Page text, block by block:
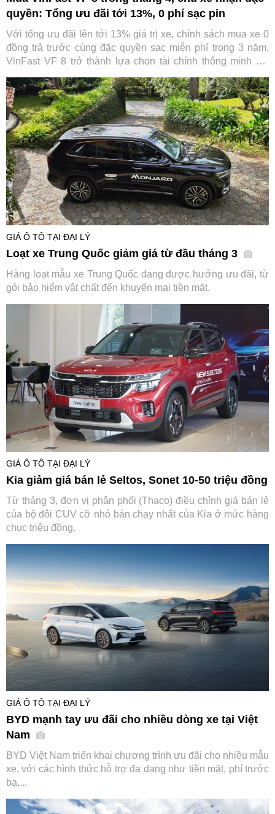
quyền: Tổng ưu đãi tới 13%, 0 phí sạc pin
Với tổng ưu đãi lên tới 13% giá trị xe, chính sách mua xe 0
đồng trả trước cùng đặc quyền sạc miễn phí trong 3 năm,
VinFast VF 8 trở thành lựa chọn tài chính thông minh khi
vòng đời xe.
GIÁ Ô TÔ TẠI ĐẠI LÝ
Loạt xe Trung Quốc giảm giá từ đầu tháng 3
Hàng loạt mẫu xe Trung Quốc đang được hưởng ưu đãi, từ
gói bảo hiểm vật chất đến khuyến mại tiền mặt.
GIÁ Ô TÔ TẠI ĐẠI LÝ
Kia giảm giá bán lẻ Seltos, Sonet 10-50 triệu đồng
Từ tháng 3, đơn vị phân phối (Thaco) điều chỉnh giá bán lẻ
của bộ đôi CUV cỡ nhỏ bán chạy nhất của Kia ở mức hàng
chục triệu đồng.
GIÁ Ô TÔ TẠI ĐẠI LÝ
BYD mạnh tay ưu đãi cho nhiều dòng xe tại Việt
Nam
BYD Việt Nam triển khai chương trình ưu đãi cho nhiều mẫu
xe, với các hình thức hỗ trợ đa dạng như tiền mặt, phí trước
bạ,...